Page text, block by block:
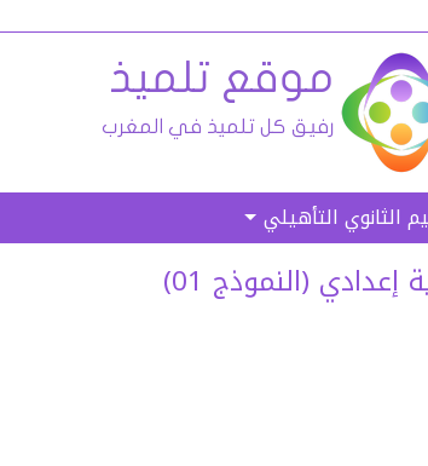
الثانوي التأهيلي
(النموذج 01)